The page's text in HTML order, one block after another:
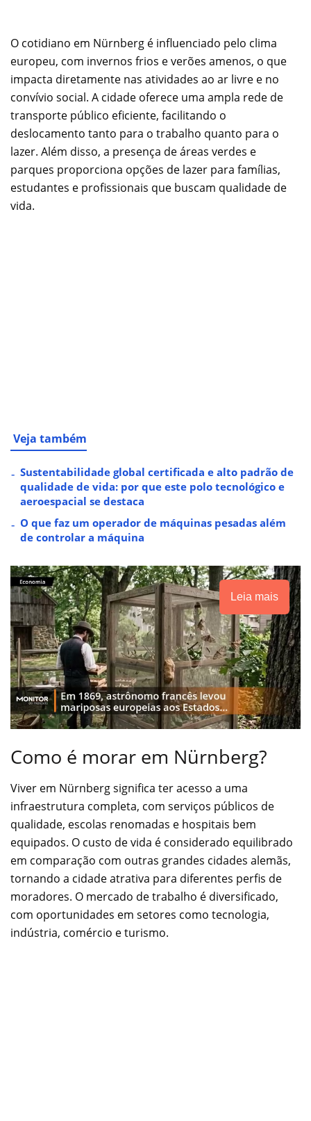
O cotidiano em Nürnberg é influenciado pelo clima
europeu, com invernos frios e verões amenos, o que
impacta diretamente nas atividades ao ar livre e no
convívio social. A cidade oferece uma ampla rede de
transporte público eficiente, facilitando o
deslocamento tanto para o trabalho quanto para o
lazer. Além disso, a presença de áreas verdes e
parques proporciona opções de lazer para famílias,
estudantes e profissionais que buscam qualidade de
vida.
Veja também
Sustentabilidade global certificada e alto padrão de
qualidade de vida: por que este polo tecnológico e
aeroespacial se destaca
O que faz um operador de máquinas pesadas além
de controlar a máquina
Leia mais
Como é morar em Nürnberg?
Viver em Nürnberg significa ter acesso a uma
infraestrutura completa, com serviços públicos de
qualidade, escolas renomadas e hospitais bem
equipados. O custo de vida é considerado equilibrado
em comparação com outras grandes cidades alemãs,
tornando a cidade atrativa para diferentes perfis de
moradores. O mercado de trabalho é diversificado,
com oportunidades em setores como tecnologia,
indústria, comércio e turismo.